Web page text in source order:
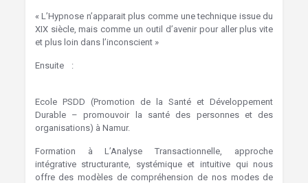
« L’Hypnose n’apparait plus comme une technique issue du
XIX siècle, mais comme un outil d’avenir pour aller plus vite
et plus loin dans l’inconscient »
Ensuite :
Ecole PSDD (Promotion de la Santé et Développement
Durable – promouvoir la santé des personnes et des
organisations) à Namur.
Formation à L’Analyse Transactionnelle, approche
intégrative structurante, systémique et intuitive qui nous
offre des modèles de compréhension de nos modes de